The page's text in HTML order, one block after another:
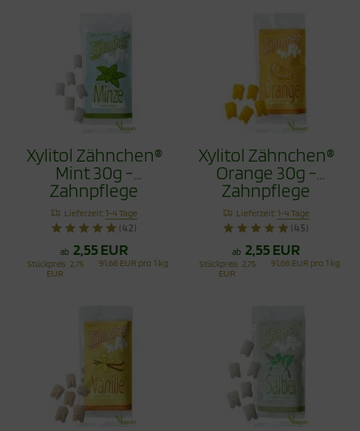
Xylitol Zähnchen®
Mint 30g -
Zahnpflege
Bonbons
Lieferzeit:1-4 Tage
(42)
ab 2,55 EUR
Stückpreis 2,75
EUR
91,66 EUR pro 1 kg
Xylitol Zähnchen®
Orange 30g -
Zahnpflege
Bonbons
Lieferzeit:1-4 Tage
(45)
ab 2,55 EUR
Stückpreis 2,75
EUR
91,66 EUR pro 1 kg